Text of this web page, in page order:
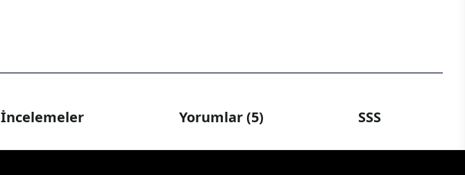
İncelemeler Yorumlar (5) SSS